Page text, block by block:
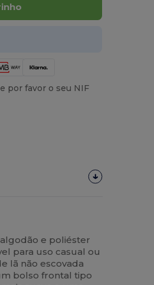
por favor o seu NIF
e poliéster
para uso casual ou
lã não escovada
bolso frontal tipo